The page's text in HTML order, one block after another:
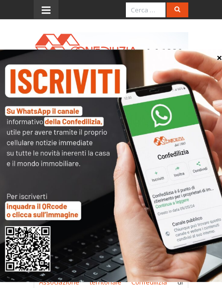
Menu
Ris. 23.4.2003, n. 93/E
(trattamento IVA per la
cessione di un immobile)
L’accesso al contenuto
completo è riservato ai
soli utenti abilitati.
Tutti i documenti presenti nelle Banche dati
sonoa disposizione dei soci ma per poterli
consultare occorre
inserire i dati di accesso
nel modulo a destra della pagina
Se non possiedi nome utente e password
oppure li haismarriti richiedili alla tua
Associazione territoriale Confediliziadi